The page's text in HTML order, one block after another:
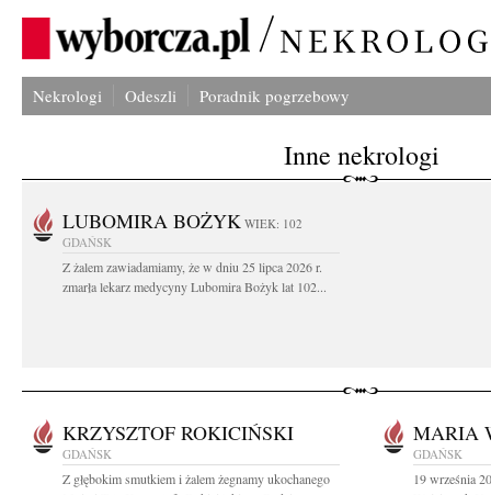
Nekrologi Odeszli Poradnik pogrzebowy
Inne nekrologi
LUBOMIRA BOŻYK WIEK: 102
GDAŃSK
Z żalem zawiadamiamy, że w dniu 25 lipca 2026 r.
zmarła lekarz medycyny Lubomira Bożyk lat 102...
KRZYSZTOF ROKICIŃSKI
GDAŃSK
Z głębokim smutkiem i żalem żegnamy ukochanego
MARIA
GDAŃSK
19 września